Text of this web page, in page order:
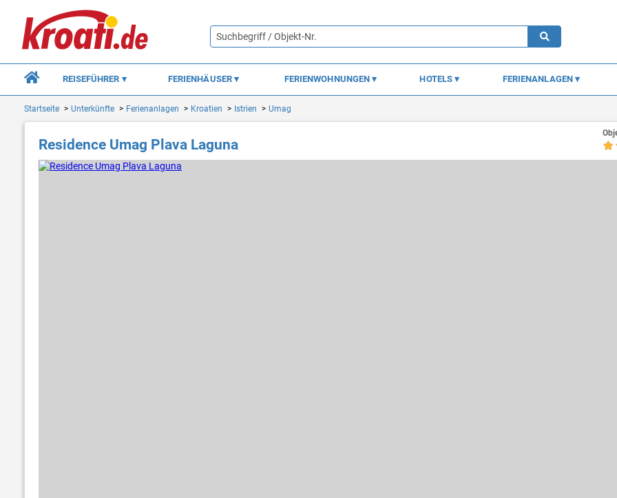
REISEFÜHRER FERIENHÄUSER FERIENWOHNUNGEN HOTELS FERIENANLAGEN
Startseite Unterkünfte Ferienanlagen Kroatien Istrien Umag
Residence Umag Plava Laguna